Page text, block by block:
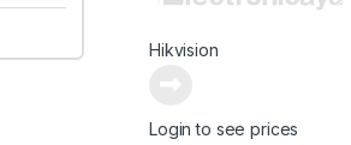
Hikvision
Login to see prices